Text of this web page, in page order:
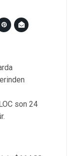
son 24